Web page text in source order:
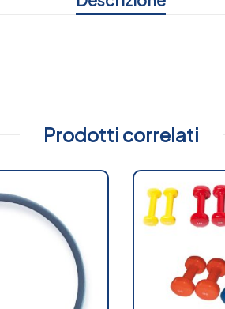
Prodotti correlati